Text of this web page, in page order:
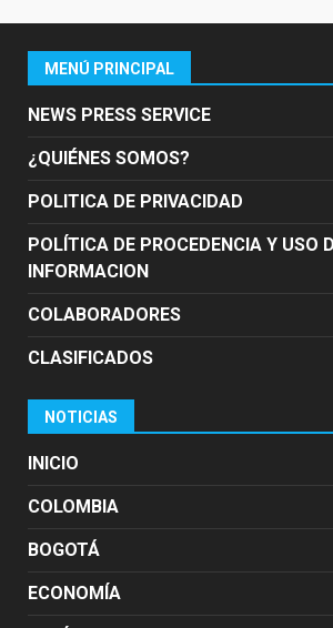
MENÚ PRINCIPAL
NEWS PRESS SERVICE
¿QUIÉNES SOMOS?
POLITICA DE PRIVACIDAD
POLÍTICA DE PROCEDENCIA Y USO
INFORMACION
COLABORADORES
CLASIFICADOS
NOTICIAS
INICIO
COLOMBIA
BOGOTÁ
ECONOMÍA